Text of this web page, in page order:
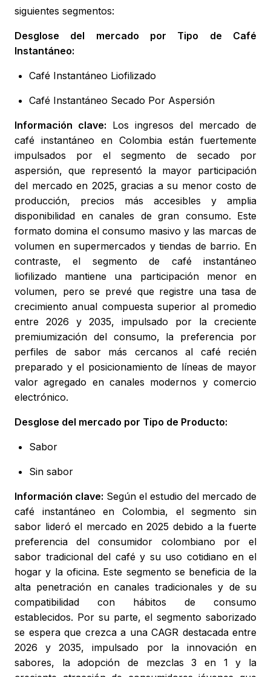
siguientes segmentos:
Desglose del mercado por Tipo de Café
Instantáneo:
Café Instantáneo Liofilizado
Café Instantáneo Secado Por Aspersión
Información clave: Los ingresos del mercado de
café instantáneo en Colombia están fuertemente
impulsados por el segmento de secado por
aspersión, que representó la mayor participación
del mercado en 2025, gracias a su menor costo de
producción, precios más accesibles y amplia
disponibilidad en canales de gran consumo. Este
formato domina el consumo masivo y las marcas de
volumen en supermercados y tiendas de barrio. En
contraste, el segmento de café instantáneo
liofilizado mantiene una participación menor en
volumen, pero se prevé que registre una tasa de
crecimiento anual compuesta superior al promedio
entre 2026 y 2035, impulsado por la creciente
premiumización del consumo, la preferencia por
perfiles de sabor más cercanos al café recién
preparado y el posicionamiento de líneas de mayor
valor agregado en canales modernos y comercio
electrónico.
Desglose del mercado por Tipo de Producto:
Sabor
Sin sabor
Información clave: Según el estudio del mercado de
café instantáneo en Colombia, el segmento sin
sabor lideró el mercado en 2025 debido a la fuerte
preferencia del consumidor colombiano por el
sabor tradicional del café y su uso cotidiano en el
hogar y la oficina. Este segmento se beneficia de la
alta penetración en canales tradicionales y de su
compatibilidad con hábitos de consumo
establecidos. Por su parte, el segmento saborizado
se espera que crezca a una CAGR destacada entre
2026 y 2035, impulsado por la innovación en
sabores, la adopción de mezclas 3 en 1 y la